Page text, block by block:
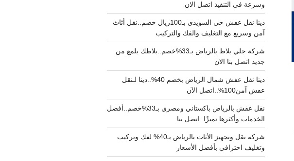
وسرعة في التنفيذ اتصل الان
دينا نقل عفش حي السويدي بـ100ريال خصم..نقل أثاث
آمن وسريع مع التغليف والفك والتركيب
شركة جلي بلاط بالرياض بـ33%خصم..بلاطك يلمع من
جديد اتصل بنا الان
دينا نقل عفش شمال الرياض بخصم 40%..دينا لـنقل
عفش آمن100%..اتصل الآن
نقل عفش بالرياض باكستاني ومصري بـ33%خصم..أفضل
الخدمات وأكثرها تميزًا..اتصل بنا
شركة نقل وتجهيز الأثاث بالرياض بـ40% لفك وتركيب
وتغليف احترافي بأفضل الأسعار